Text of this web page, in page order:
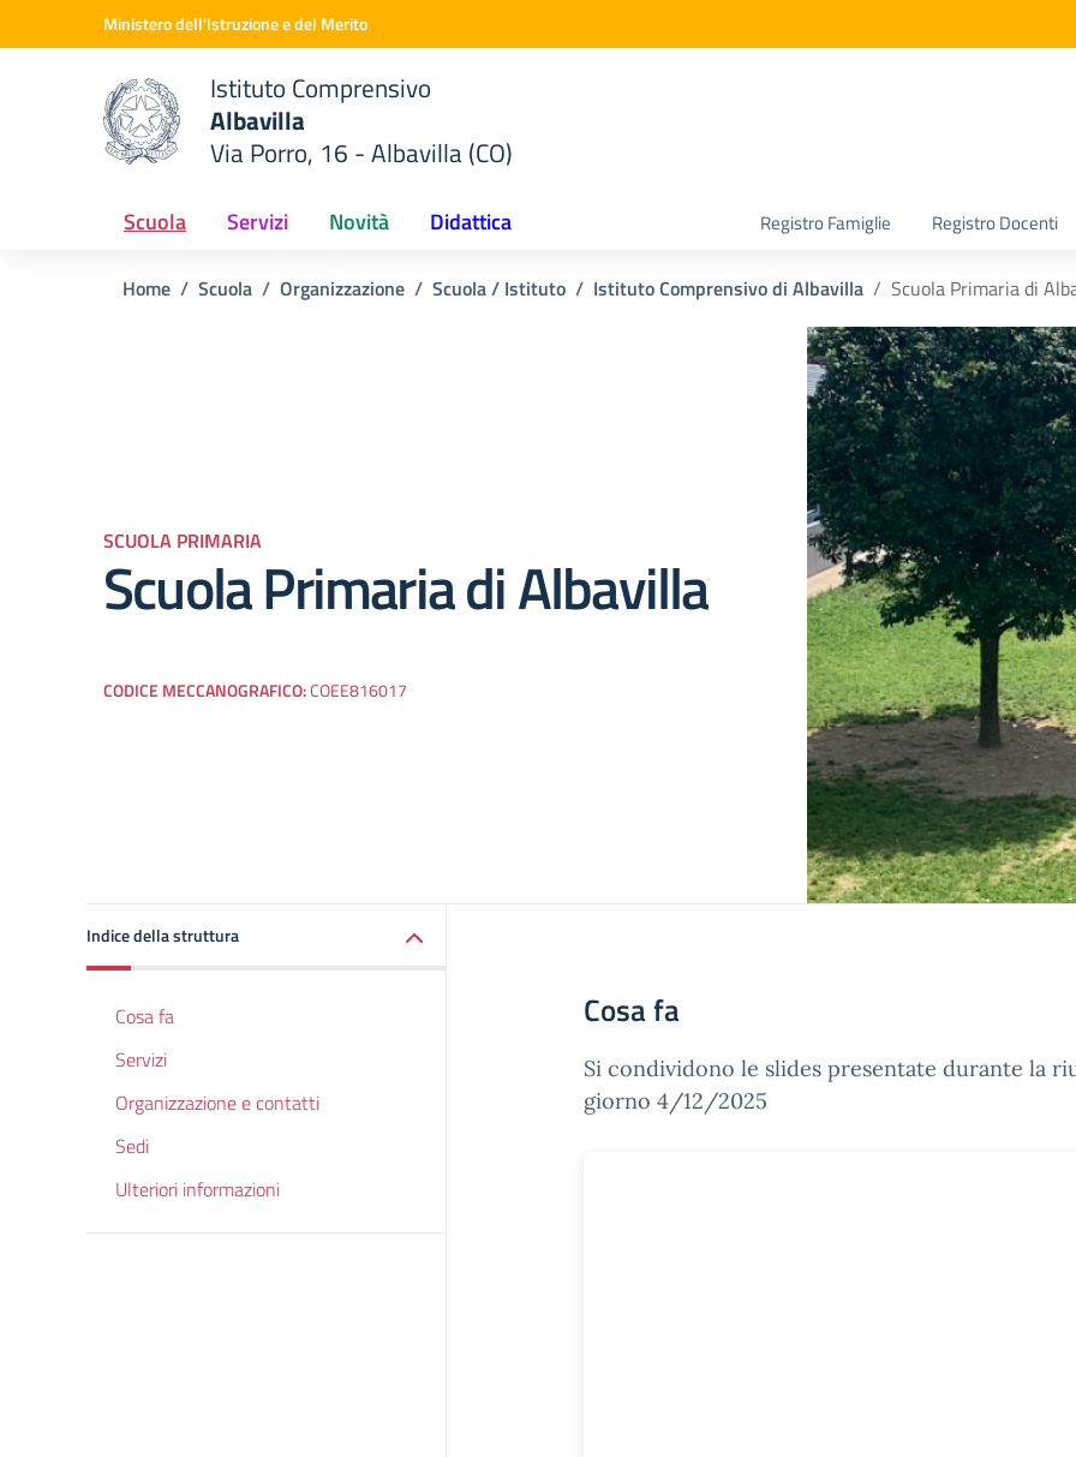
Vai ai contenuti
Vai al menu di navigazioneMinistero dell'Istruzione e del Merito
scuola
Istituto Comprensivo
Albavilla
Via Porro, 16 - Albavilla (CO)
Scuola Servizi Novità Didattica Registro Famiglie Registro Docenti
Home Scuola Organizzazione Scuola / Istituto Istituto Comprensivo di Albavilla Scuola Primaria di
SCUOLA PRIMARIA
Scuola Primaria di Albavilla
CODICE MECCANOGRAFICO:COEE816017
Indice della struttura
Cosa fa
Servizi
Organizzazione e contatti
Sedi
Ulteriori informazioni
Cosa fa
Si condividono le slides presentate durante la
giorno 4/12/2025